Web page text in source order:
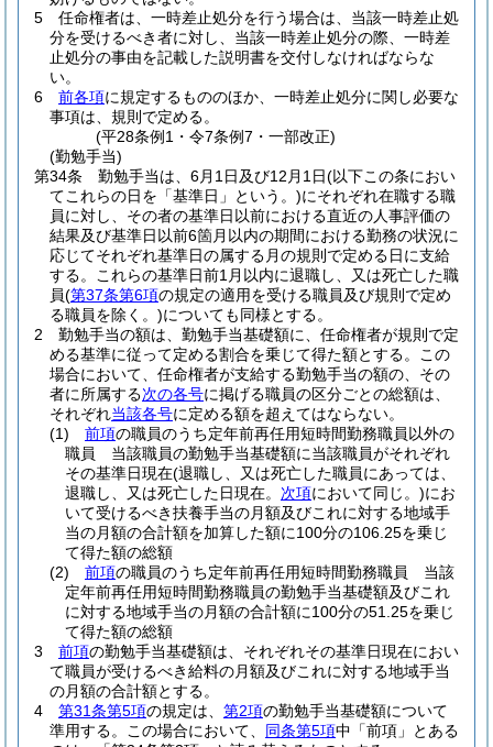
5
任命権者は、一時差止処分を行う場合は、当該一時差止処
分を受けるべき者に対し、当該一時差止処分の際、一時差
止処分の事由を記載した説明書を交付しなければならな
い。
6
前各項に規定するもののほか、一時差止処分に関し必要な
事項は、規則で定める。
(平28条例1・令7条例7・一部改正)
(勤勉手当)
第34条
勤勉手当は、6月1日及び12月1日(以下この条におい
てこれらの日を「基準日」という。)にそれぞれ在職する職
員に対し、その者の基準日以前における直近の人事評価の
結果及び基準日以前6箇月以内の期間における勤務の状況に
応じてそれぞれ基準日の属する月の規則で定める日に支給
する。
これらの基準日前1月以内に退職し、又は死亡した職
員(第37条第6項の規定の適用を受ける職員及び規則で定め
る職員を除く。)についても同様とする。
2
勤勉手当の額は、勤勉手当基礎額に、任命権者が規則で定
める基準に従って定める割合を乗じて得た額とする。
この
場合において、任命権者が支給する勤勉手当の額の、その
者に所属する次の各号に掲げる職員の区分ごとの総額は、
それぞれ当該各号に定める額を超えてはならない。
(1)
前項の職員のうち定年前再任用短時間勤務職員以外の
職員 当該職員の勤勉手当基礎額に当該職員がそれぞれ
その基準日現在(退職し、又は死亡した職員にあっては、
退職し、又は死亡した日現在。 次項において同じ。)にお
いて受けるべき扶養手当の月額及びこれに対する地域手
当の月額の合計額を加算した額に100分の106.25を乗じ
て得た額の総額
(2)
前項の職員のうち定年前再任用短時間勤務職員 当該
定年前再任用短時間勤務職員の勤勉手当基礎額及びこれ
に対する地域手当の月額の合計額に100分の51.25を乗じ
て得た額の総額
3
前項の勤勉手当基礎額は、それぞれその基準日現在におい
て職員が受けるべき給料の月額及びこれに対する地域手当
の月額の合計額とする。
4
第31条第5項の規定は、 第2項の勤勉手当基礎額について
準用する。
この場合において、 同条第5項中「前項」とある